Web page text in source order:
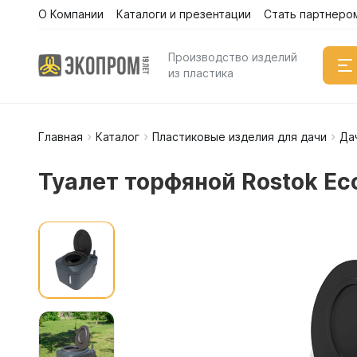
О Компании Каталоги и презентации Стать
Производство изделий
из пластика
Емкости
Емкости
Емкости
Емкости
Главная Каталог Пластиковые изделия для дачи
Туалет торфяной Rostok